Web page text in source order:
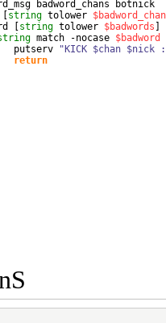
badword_chans botnick
[string tolower
[string tolower $badwords ]
match -nocase $badword
putserv
"KICK $chan $nick
return